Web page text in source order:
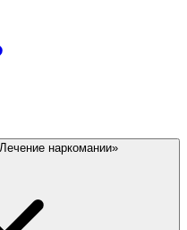
наркомании»